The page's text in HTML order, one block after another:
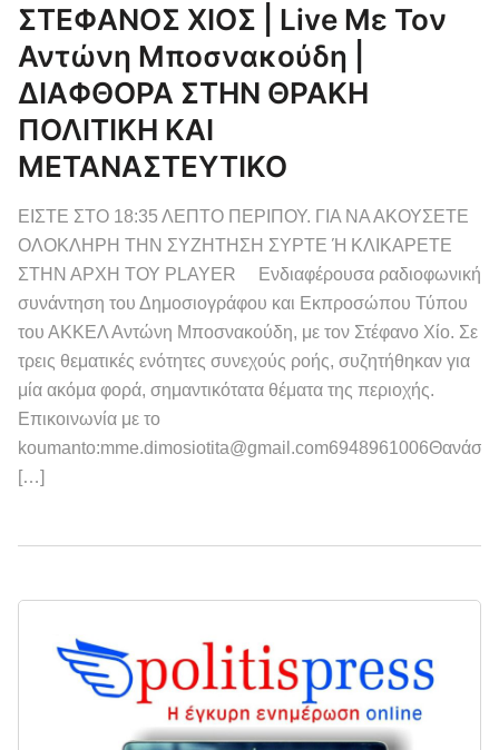
ΣΤΕΦΑΝΟΣ ΧΙΟΣ | Live Με Τον
Αντώνη Μποσνακούδη |
ΔΙΑΦΘΟΡΑ ΣΤΗΝ ΘΡΑΚΗ
ΠΟΛΙΤΙΚΗ ΚΑΙ
ΜΕΤΑΝΑΣΤΕΥΤΙΚΟ
ΕΙΣΤΕ ΣΤΟ 18:35 ΛΕΠΤΟ ΠΕΡΙΠΟΥ. ΓΙΑ ΝΑ ΑΚΟΥΣΕΤΕ
ΟΛΟΚΛΗΡΗ ΤΗΝ ΣΥΖΗΤΗΣΗ ΣΥΡΤΕ Ή ΚΛΙΚΑΡΕΤΕ
ΣΤΗΝ ΑΡΧΗ ΤΟΥ PLAYER Ενδιαφέρουσα ραδιοφωνική
συνάντηση του Δημοσιογράφου και Εκπροσώπου Τύπου
του ΑΚΚΕΛ Αντώνη Μποσνακούδη, με τον Στέφανο Χίο. Σε
τρεις θεματικές ενότητες συνεχούς ροής, συζητήθηκαν για
μία ακόμα φορά, σημαντικότατα θέματα της περιοχής.
Επικοινωνία με το
[…]